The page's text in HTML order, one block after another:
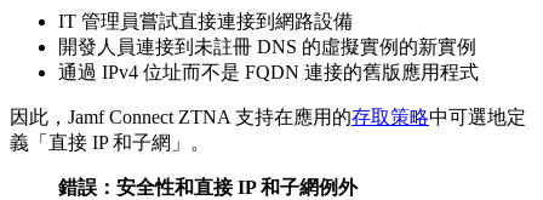
IT 管理員嘗試直接連接到網路設備
開發人員連接到未註冊 DNS 的虛擬實例的新實例
通過 IPv4 位址而不是 FQDN 連接的舊版應用程式
因此，Jamf Connect ZTNA 支持在應用的存取策略中可選地定
義「直接 IP 和子網」。
錯誤：安全性和直接 IP 和子網例外